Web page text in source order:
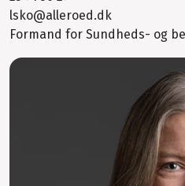
lsko@alleroed.dk
Formand for Sundheds- og